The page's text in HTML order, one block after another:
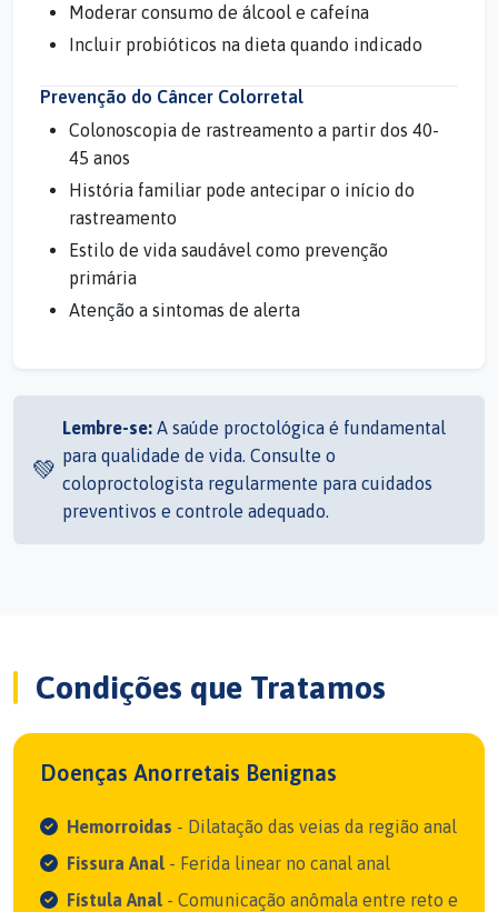
Moderar consumo de álcool e cafeína
Incluir probióticos na dieta quando indicado
Prevenção do Câncer Colorretal
Colonoscopia de rastreamento a partir dos 40-
45 anos
História familiar pode antecipar o início do
rastreamento
Estilo de vida saudável como prevenção
primária
Atenção a sintomas de alerta
💚
Lembre-se: A saúde proctológica é fundamental
para qualidade de vida. Consulte o
coloproctologista regularmente para cuidados
preventivos e controle adequado.
Condições que Tratamos
Doenças Anorretais Benignas
Hemorroidas - Dilatação das veias da região anal
Fissura Anal - Ferida linear no canal anal
Fístula Anal - Comunicação anômala entre reto e